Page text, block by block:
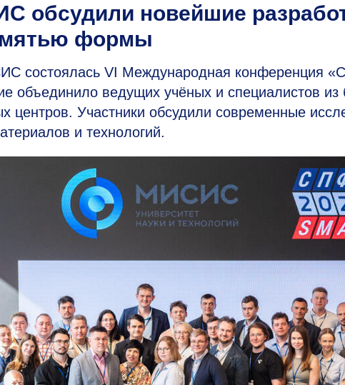
обсудили новейшие
формы
состоялась VI Международная конференция
объединило ведущих учёных и специалистов из
центров. Участники обсудили современные
и технологий.